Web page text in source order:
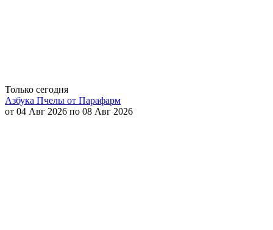
Только сегодня
Азбука Пчелы от Парафарм
от 04 Авг 2026 по 08 Авг 2026